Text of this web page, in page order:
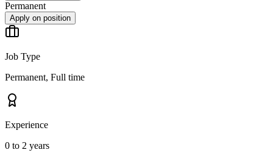
Permanent
Apply on position
Job Type
Permanent, Full time
Experience
0 to 2 years